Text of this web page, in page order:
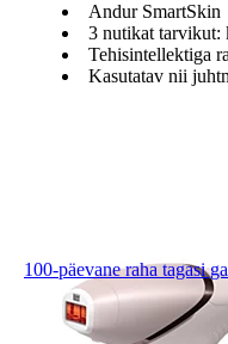
Andur SmartSkin
3 nutikat tarvikut:
Tehisintellektiga
Kasutatav nii
100-päevane raha tagasi